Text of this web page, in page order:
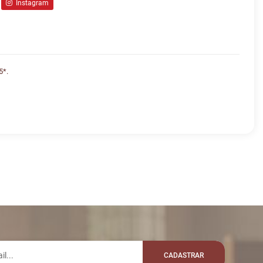
Instagram
R$ 50.400,00
CADASTRAR